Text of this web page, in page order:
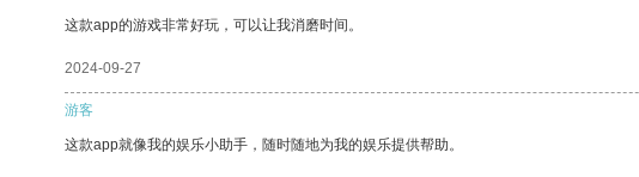
这款app的游戏非常好玩，可以让我消磨时间。
2024-09-27
游客
这款app就像我的娱乐小助手，随时随地为我的娱乐提供帮助。